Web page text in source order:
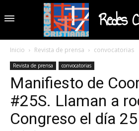
Redes
Inicio Revista de prensa convocatorias
Revista de prensa convocatorias
Manifiesto de
#25S. Llaman a
Congreso el día